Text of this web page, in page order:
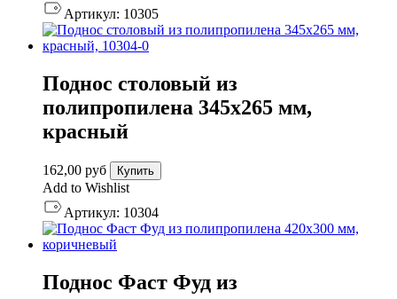
Артикул: 10305
Поднос столовый из
полипропилена 345х265 мм,
красный
162,00 руб Купить
Add to Wishlist
Артикул: 10304
Поднос Фаст Фуд из